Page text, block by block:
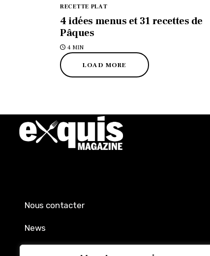
RECETTE PLAT
4 idées menus et 31 recettes de
Pâques
4 MIN
LOAD MORE
Nous contacter
News